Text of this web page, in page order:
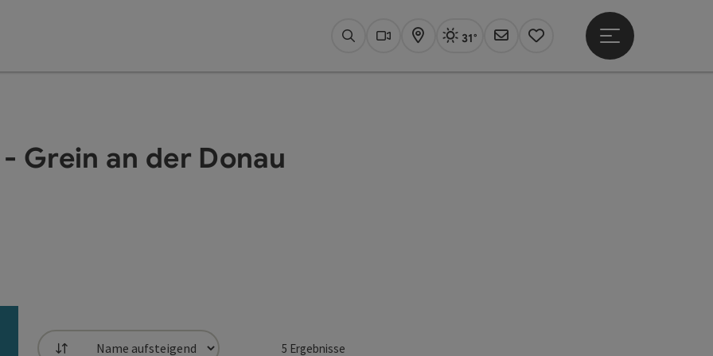
SuchenWebcams
KarteAktuelles Wetter Linz, sonnig
31°
Newsletter
Merkzettel
Hauptmenü öffnen
Grein an der Donau
5 Ergebnisse